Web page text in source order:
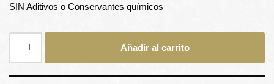
SIN Aditivos o Conservantes químicos
Añadir al carrito